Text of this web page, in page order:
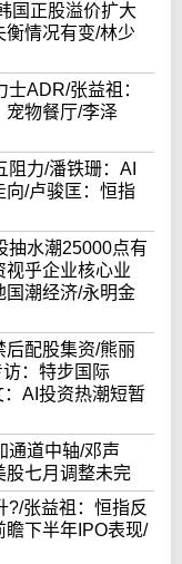
国正股溢价扩大
衡情况有变/林少
ADR/张益祖：
宠物餐厅/李泽
力/潘铁珊：AI
向/卢骏匡：恒指
抽水潮25000点有
视乎企业核心业
国潮经济/永明金
后配股集资/熊丽
：特步国际
AI投资热潮短暂
通道中轴/邓声
股七月调整未完
?/张益祖：恒指反
瞻下半年IPO表现/